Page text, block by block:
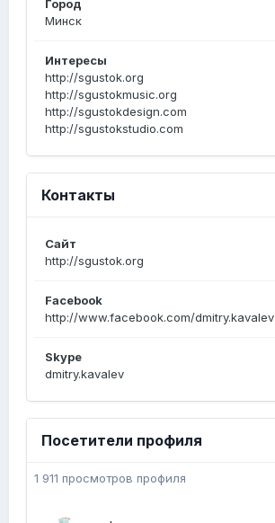
Город
Минск
Интересы
http://sgustok.org
http://sgustokmusic.org
http://sgustokdesign.com
http://sgustokstudio.com
Контакты
Сайт
http://sgustok.org
Facebook
http://www.facebook.com/dmitry.kavalev
Skype
dmitry.kavalev
Посетители профиля
1 911 просмотров профиля